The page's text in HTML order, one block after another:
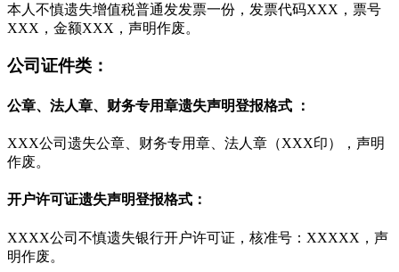
本人不慎遗失增值税普通发发票一份，发票代码XXX，票号
XXX，金额XXX，声明作废。
公司证件类：
公章、法人章、财务专用章遗失声明登报格式 ：
XXX公司遗失公章、财务专用章、法人章（XXX印），声明
作废。
开户许可证遗失声明登报格式：
XXXX公司不慎遗失银行开户许可证，核准号：XXXXX，声
明作废。